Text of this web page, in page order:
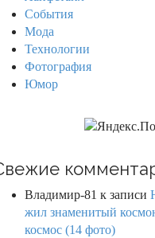
События
Мода
Технологии
Фотография
Юмор
Владимир-81 к записи
жил знаменитый
космос (14 фото)